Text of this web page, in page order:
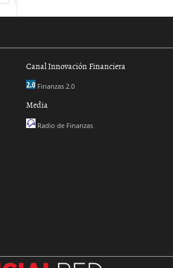
Canal Innovación Financiera
Finanzas 2.0
Media
Radio de Finanzas